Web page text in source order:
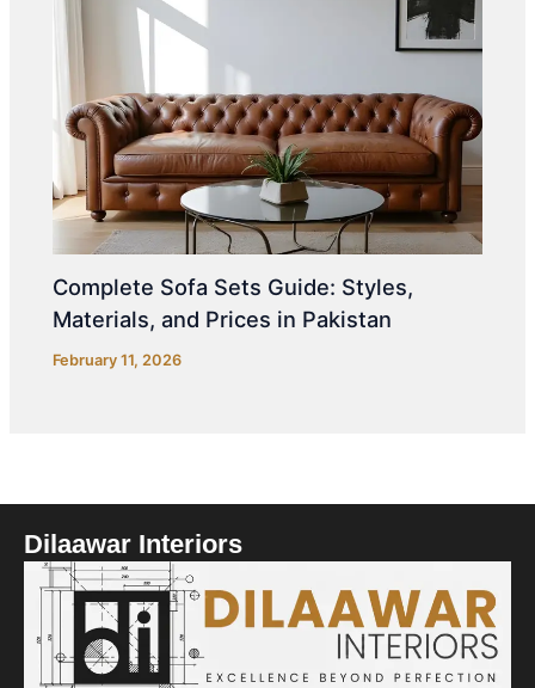
Complete Sofa Sets Guide: Styles,
Materials, and Prices in Pakistan
February 11, 2026
Dilaawar Interiors